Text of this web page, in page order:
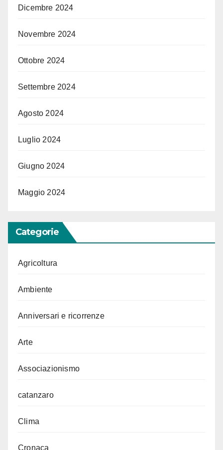
Dicembre 2024
Novembre 2024
Ottobre 2024
Settembre 2024
Agosto 2024
Luglio 2024
Giugno 2024
Maggio 2024
Categorie
Agricoltura
Ambiente
Anniversari e ricorrenze
Arte
Associazionismo
catanzaro
Clima
Cronaca